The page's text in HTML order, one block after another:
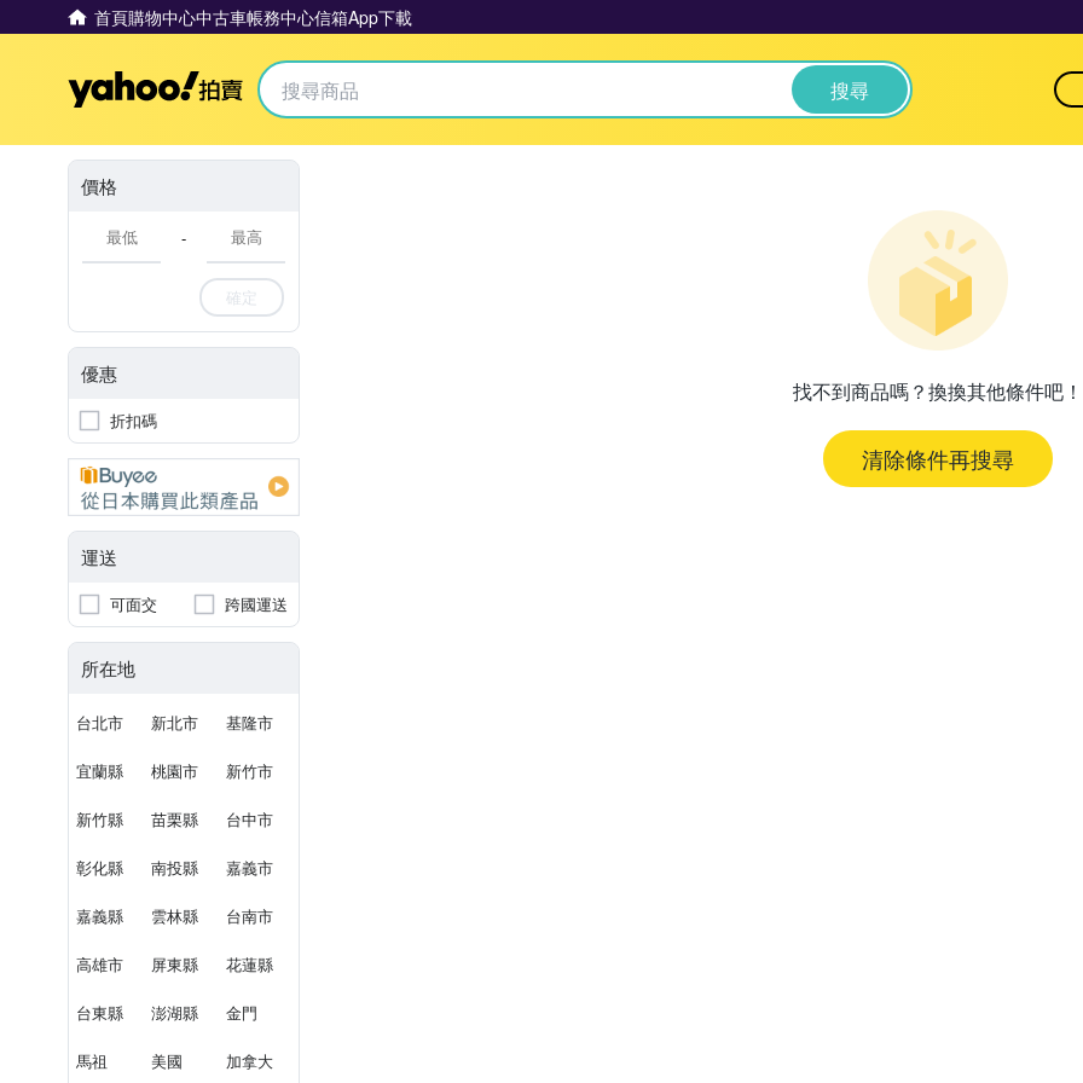
首頁購物中心中古車帳務中心信箱App下載
Yahoo拍賣 搜尋
價格
-
確定
優惠
折扣碼
運送
可面交 跨國運送
所在地
台北市 新北市 基隆市
宜蘭縣 桃園市 新竹市
新竹縣 苗栗縣 台中市
彰化縣 南投縣 嘉義市
嘉義縣 雲林縣 台南市
高雄市 屏東縣 花蓮縣
台東縣 澎湖縣 金門
馬祖 美國 加拿大
找不到商品嗎？換換其他條件吧！
清除條件再搜尋